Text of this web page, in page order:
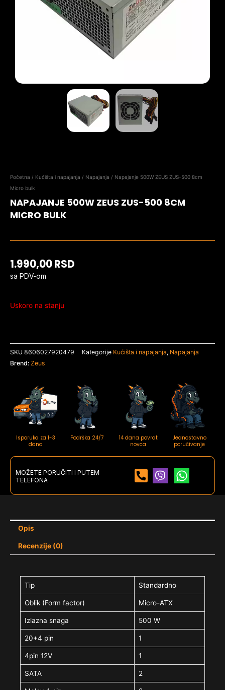
Početna / Kućišta i napajanja / Napajanja / Napajanje 500W ZEUS ZUS-500 8cm
Micro bulk
NAPAJANJE 500W ZEUS ZUS-500 8CM
MICRO BULK
1.990,00RSD
sa PDV-om
Uskoro na stanju
SKU 8606027920479 Kategorije Kućišta i napajanja, Napajanja
Brend: Zeus
Isporuka za 1-3
dana
Podrška 24/7
14 dana povrat
novca
Jednostavno
poručivanje
MOŽETE PORUČITI I PUTEM
TELEFONA
Opis
Recenzije (0)
Tip Standardno
Oblik (Form factor) Micro-ATX
Izlazna snaga 500 W
20+4 pin 1
4pin 12V 1
SATA 2